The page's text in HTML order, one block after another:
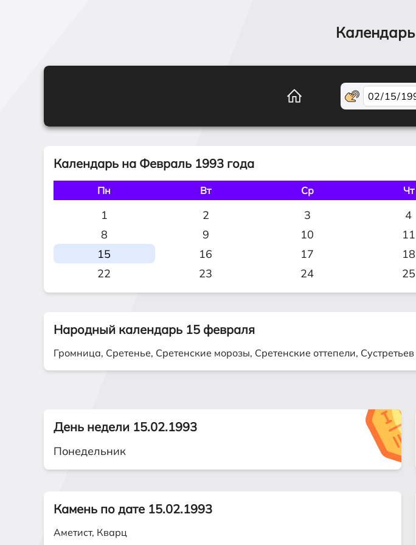
Календарь на Февраль 1993 года
Пн Вт Ср Чт
1 2 3 4
8
9 10 11
15
16 17 18
22
23 24 25
Народный календарь 15 февраля
Громница, Сретенье, Сретенские морозы, Сретенские оттепели,
День недели 15.02.1993
Понедельник
Камень по дате 15.02.1993
Аметист, Кварц